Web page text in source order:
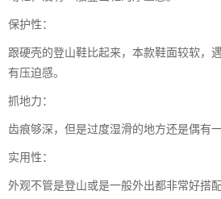
保护性：
跟硬壳的登山鞋比起来，本款鞋面较软，
有压迫感。
抓地力：
齿痕够深，但是过度湿滑的地方还是偶有一
实用性：
外观不管是登山或是一般外出都非常好搭